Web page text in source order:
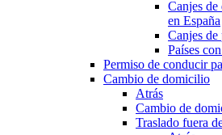
Canjes
en España
Canjes de
Países
Permiso de conducir
Cambio de domicilio
Atrás
Cambio de
Traslado fuera